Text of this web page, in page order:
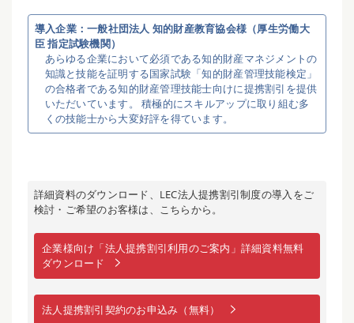
導入企業：一般社団法人 知的財産教育協会様（厚生労働大
臣 指定試験機関）
あらゆる企業において必須である知的財産マネジメントの
知識と技能を証明する国家試験「知的財産管理技能検定」
の合格者である知的財産管理技能士向けに提携割引を提供
いただいています。 積極的にスキルアップに取り組む多
くの技能士から大変好評を得ています。
詳細資料のダウンロード、LEC法人提携割引制度の導入をご
検討・ご希望のお客様は、こちらから。
企業様向け「法人提携割引利用のご案内」詳細資料無料
ダウンロード
法人提携割引契約のお申込み（無料）